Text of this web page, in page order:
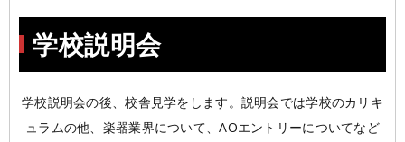
学校説明会
学校説明会の後、校舎見学をします。説明会では学校のカリキ
ュラムの他、楽器業界について、AOエントリーについてなど